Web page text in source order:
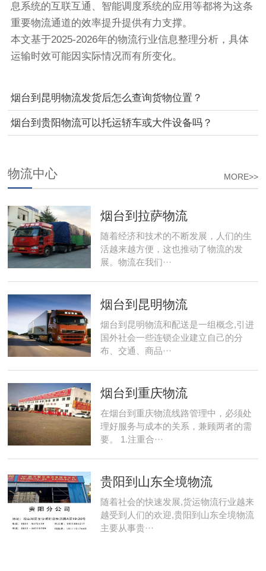
息系统的互联互通、智能调度系统的应用等都将为这条
重要物流通道的效率提升提供有力支撑。
本文基于2025-2026年的物流行业信息整理分析，具体
运输时效可能因实际情况而有所变化。
烟台到昆明物流发货后怎么查询货物位置？
烟台到贵阳物流可以托运轿车或大件设备吗？
MORE>>
物流中心
烟台到拉萨物流
随着经济和技术的不断发展，人们的生
活越来越方便，这也推动了物流的发
展。物流在我们···
烟台到昆明物流
烟台到昆明物流和配送是一组概念,引进
国外社会一些连锁企业建立自己的分
布、交通、商品···
烟台到重庆物流
在烟台到重庆物流线路管理中，必须处
理好服务与成本的关系，兼顾两者的需
要。 1.注重合···
贵阳到山东全境物流
随着社会的快速发展,货运物流行业越来
越受到人们的欢迎,贵阳到山东全境物流
主要从事贵···